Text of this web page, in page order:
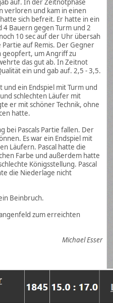
auf. In der Zeitnotphase
verloren und kam in einen
sich befreit. Er hatte in ein
4 Bauern gegen Turm und 2
10 sec auf der Uhr übersah
auf Remis. Der Gegner
geopfert, um Angriff zu
das gut ab. In Zeitnot
ein und gab auf. 2,5 - 3,5.
ein Endspiel mit Turm und
schlechten Läufer mit
er mit schöner Technik, ohne
hatte.
bei Pascals Partie fallen. Der
Es war ein Endspiel mit
Läufern. Pascal hatte die
Farbe und außerdem hatte
Königsstellung. Pascal
die Niederlage nicht
Beinbruch.
zum erreichten
Michael Esser